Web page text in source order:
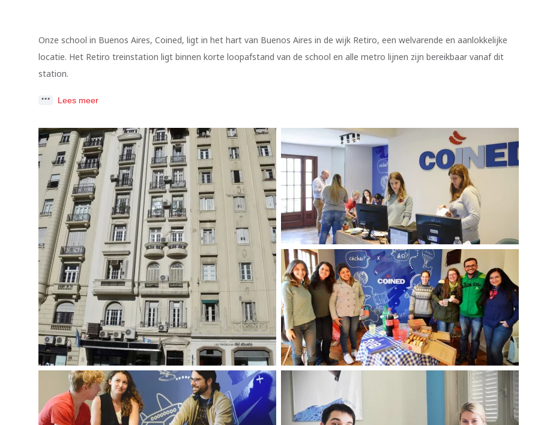
Onze school in Buenos Aires, Coined, ligt in het hart van Buenos Aires in de wijk Retiro, een welvarende en aanlokkelijke
locatie. Het Retiro treinstation ligt binnen korte loopafstand van de school en alle metro lijnen zijn bereikbaar vanaf dit
station.
Lees meer